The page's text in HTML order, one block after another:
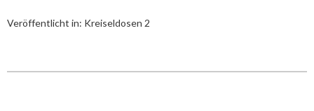
Veröffentlicht in: Kreiseldosen 2